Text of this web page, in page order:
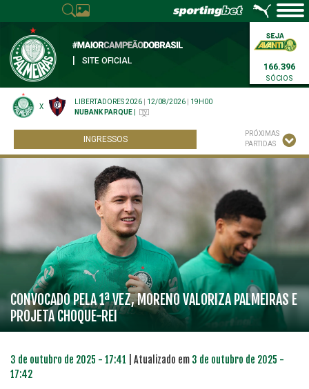
SITE OFICIAL
166.396
SÓCIOS
X
LIBERTADORES 2026 12/08/2026
19H00
NUBANK PARQUE
INGRESSOS
PRÓXIMAS
PARTIDAS
CONVOCADO PELA 1ª VEZ, MORENO VALORIZA PALMEIRAS E
PROJETA CHOQUE-REI
3 de outubro de 2025 - 17:41 | Atualizado em 3 de outubro de 2025 -
17:42